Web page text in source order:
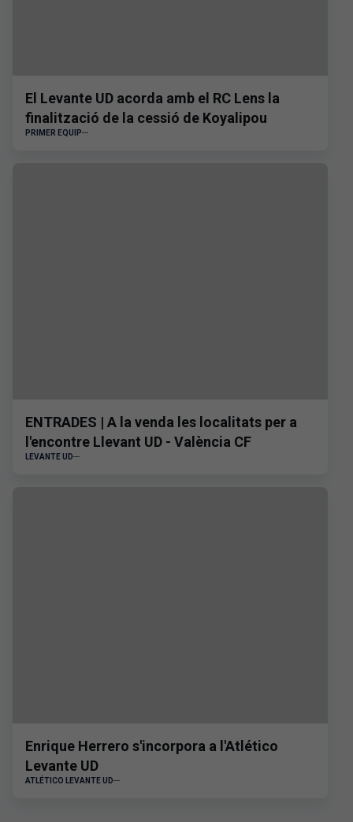
El Levante UD acorda amb el RC Lens la
finalització de la cessió de Koyalipou
PRIMER EQUIP
ENTRADES | A la venda les localitats per a
l'encontre Llevant UD - València CF
LEVANTE UD
Enrique Herrero s'incorpora a l'Atlético
Levante UD
ATLÉTICO LEVANTE UD